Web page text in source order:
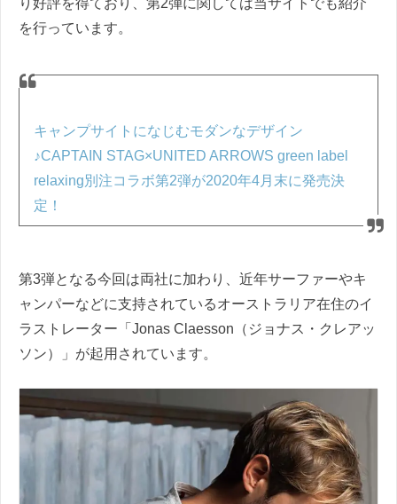
り好評を得ており、第2弾に関しては当サイトでも紹介
を行っています。
キャンプサイトになじむモダンなデザイン
♪CAPTAIN STAG×UNITED ARROWS green label
relaxing別注コラボ第2弾が2020年4月末に発売決
定！
第3弾となる今回は両社に加わり、近年サーファーやキ
ャンパーなどに支持されているオーストラリア在住のイ
ラストレーター「Jonas Claesson（ジョナス・クレアッ
ソン）」が起用されています。